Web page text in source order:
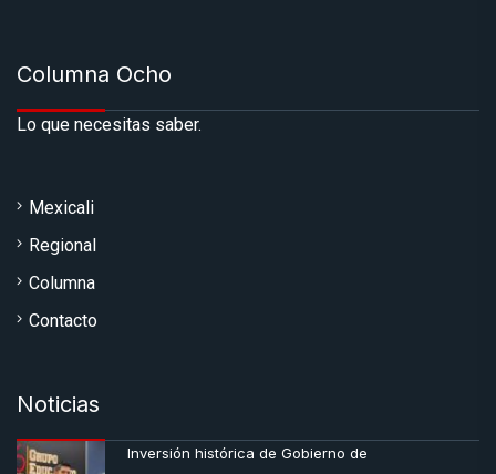
Columna Ocho
Lo que necesitas saber.
Mexicali
Regional
Columna
Contacto
Noticias
Inversión histórica de Gobierno de